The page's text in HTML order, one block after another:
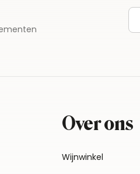
Over ons
Wijnwinkel